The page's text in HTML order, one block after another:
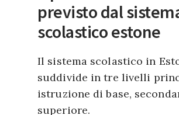
previsto dal
scolastico estone
Il sistema scolastico in
suddivide in tre livelli
istruzione di base,
superiore.